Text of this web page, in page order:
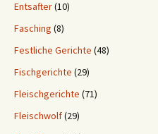
Entsafter(10)
Fasching (8)
Festliche Gerichte (48)
Fischgerichte (29)
Fleischgerichte (71)
Fleischwolf(29)